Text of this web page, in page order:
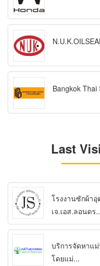
Bangkok Thai
Last
โรงงานซักผ้า
เจ.เอส.ลอนดร
บริการจัดหาแ
โดยแม่...